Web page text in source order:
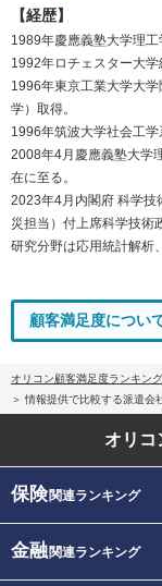
【経歴】
1989年慶應義塾大学理工
1992年ロチェスター大学
1996年東京工業大学大
学）取得。
1996年筑波大学社会工学
2008年4月慶應義塾大学
在に至る。
2023年4月内閣府 科学技
災担当）付上席科学技術
研究分野は応用統計解析
顧客満足度につい
オリコン顧客満足度ランキング
情報提供で比較する派遣会
オリコ
保険関連ランキング
金融関連ランキング